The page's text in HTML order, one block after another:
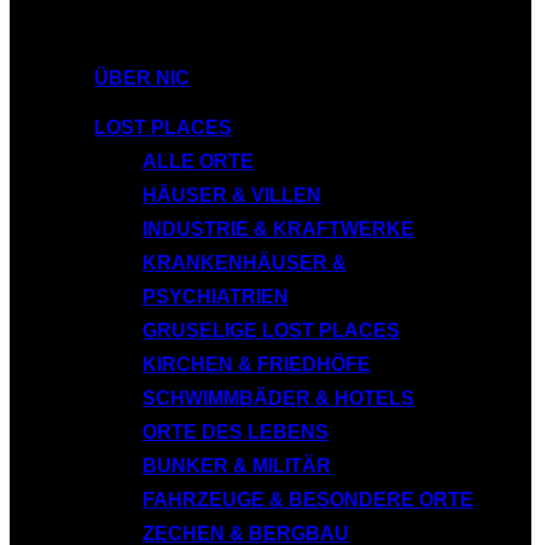
ÜBER NIC
LOST PLACES
ALLE ORTE
HÄUSER & VILLEN
INDUSTRIE & KRAFTWERKE
KRANKENHÄUSER &
PSYCHIATRIEN
GRUSELIGE LOST PLACES
KIRCHEN & FRIEDHÖFE
SCHWIMMBÄDER & HOTELS
ORTE DES LEBENS
BUNKER & MILITÄR
FAHRZEUGE & BESONDERE ORTE
ZECHEN & BERGBAU